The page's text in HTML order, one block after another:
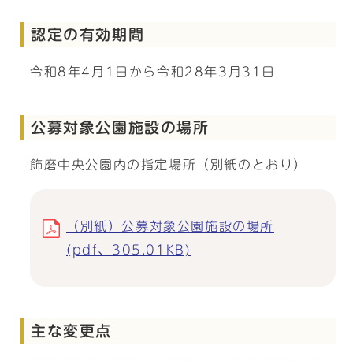
認定の有効期間
令和8年4月1日から令和28年3月31日
公募対象公園施設の場所
飾磨中央公園内の指定場所（別紙のとおり）
（別紙）公募対象公園施設の場所
(pdf、305.01KB)
主な変更点